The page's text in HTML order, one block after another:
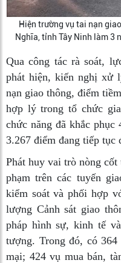
Hiện trường vụ tai nạn
Nghĩa, tỉnh Tây Ninh làm 3
Qua công tác rà soát,
phát hiện, kiến nghị xử
nạn giao thông, điểm
hợp lý trong tổ chức
chức năng đã khắc phục
3.267 điểm đang tiếp tục
Phát huy vai trò nòng
phạm trên các tuyến
kiểm soát và phối hợp
lượng Cảnh sát giao
pháp hình sự, kinh tế
tượng. Trong đó, có
mại; 424 vụ mua bán,